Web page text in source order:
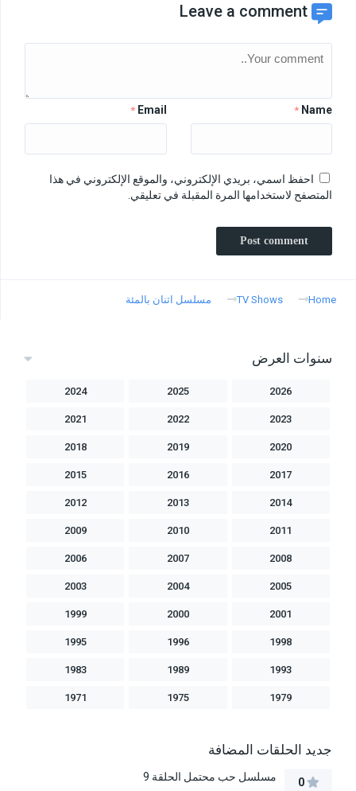
Leave a comment
Name
*
Email
*
احفظ اسمي، بريدي الإلكتروني، والموقع الإلكتروني في هذا
المتصفح لاستخدامها المرة المقبلة في تعليقي.
Home
TV Shows مسلسل اثنان بالمئة
سنوات العرض
2026
2025
2024
2023
2022
2021
2020
2019
2018
2017
2016
2015
2014
2013
2012
2011
2010
2009
2008
2007
2006
2005
2004
2003
2001
2000
1999
1998
1996
1995
1993
1989
1983
1979
1975
1971
جديد الحلقات المضافة
0 مسلسل حب محتمل الحلقة 9